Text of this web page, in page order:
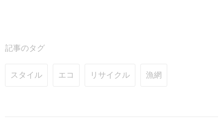
記事のタグ
スタイル エコ リサイクル 漁網